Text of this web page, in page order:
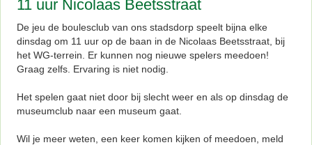
11 uur Nicolaas Beetsstraat
De jeu de boulesclub van ons stadsdorp speelt bijna elke
dinsdag om 11 uur op de baan in de Nicolaas Beetsstraat, bij
het WG-terrein. Er kunnen nog nieuwe spelers meedoen!
Graag zelfs. Ervaring is niet nodig.
Het spelen gaat niet door bij slecht weer en als op dinsdag de
museumclub naar een museum gaat.
Wil je meer weten, een keer komen kijken of meedoen, meld